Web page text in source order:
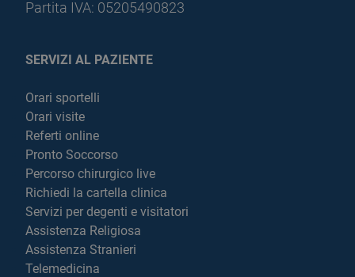
Partita IVA: 05205490823
SERVIZI AL PAZIENTE
Orari sportelli
Orari visite
Referti online
Pronto Soccorso
Percorso chirurgico live
Richiedi la cartella clinica
Servizi per degenti e visitatori
Assistenza Religiosa
Assistenza Stranieri
Telemedicina